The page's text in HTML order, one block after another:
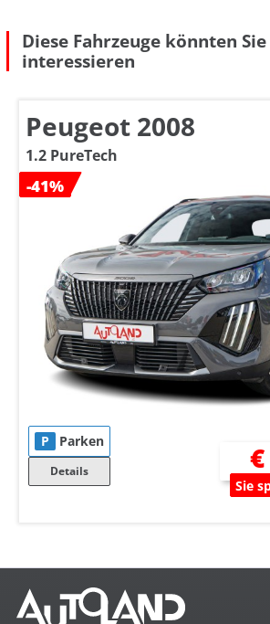
Diese Fahrzeuge könnten
interessieren
Peugeot 2008
1.2 PureTech
-41%
P Parken
Details
Sie